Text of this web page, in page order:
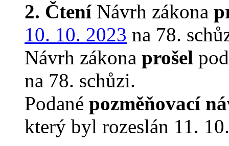
2. ČteníNávrh zákona
10. 10. 2023 na 78.
Návrh zákona prošel
na 78. schůzi.
Podané pozměňovací
který byl rozeslán 11.